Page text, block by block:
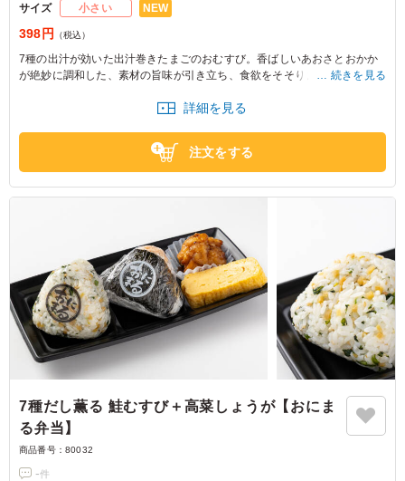
サイズ 小さい NEW
398円 （税込）
7種の出汁が効いた出汁巻きたまごのおむすび。香ばしいあおさとおかか
が絶妙に調和した、素材の旨味が引き立ち、食欲をそそります。
※おにぎりの個数によって容器サイズが変わるため、容器サイズにつきま
続きを見る
詳細を見る
注文をする
7種だし薫る 鮭むすび＋高菜しょうが【おにま
る弁当】
商品番号： 80032
-件